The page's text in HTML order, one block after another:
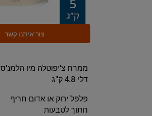
צור איתנו קשר
ממרח צ'יפוטלה מיו הלמנ'ס
דלי 4.8 ק"ג
פלפל ירוק או אדום חריף
חתוך לטבעות